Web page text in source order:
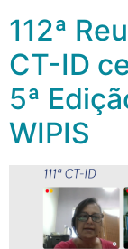
112ª
CT-ID
5ª
WIPIS